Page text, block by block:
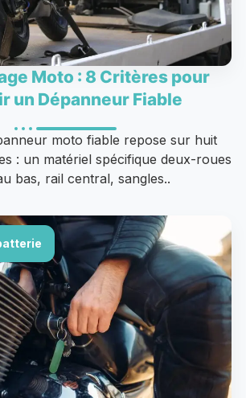
Moto : 8 Critères pour
un Dépanneur Fiable
moto fiable repose sur huit
: un matériel spécifique deux-roues
bas, rail central, sangles..